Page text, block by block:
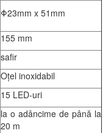
Φ23mm x 51mm
155 mm
safir
Oțel inoxidabil
15 LED-uri
la o adâncime de până la
20 m